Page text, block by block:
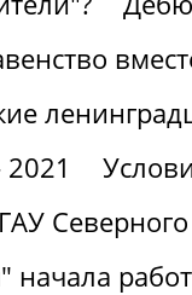
начала